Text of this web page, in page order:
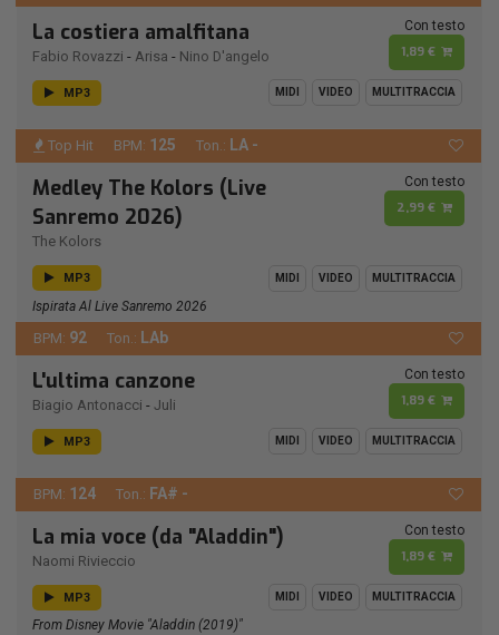
La costiera amalfitana
Fabio Rovazzi - Arisa - Nino D'angelo
Con testo
1,89 €
MP3 MIDI VIDEO MULTITRACCIA
Top Hit BPM: 125 Ton.: LA -
Medley The Kolors (Live
Sanremo 2026)
The Kolors
Con testo
2,99 €
MP3 MIDI VIDEO MULTITRACCIA
Ispirata Al Live Sanremo 2026
BPM: 92 Ton.: LAb
L'ultima canzone
Biagio Antonacci - Juli
Con testo
1,89 €
MP3 MIDI VIDEO MULTITRACCIA
BPM: 124 Ton.: FA# -
La mia voce (da "Aladdin")
Naomi Rivieccio
Con testo
1,89 €
MP3 MIDI VIDEO MULTITRACCIA
From Disney Movie "Aladdin (2019)"